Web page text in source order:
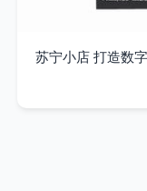
苏宁小店 打造数